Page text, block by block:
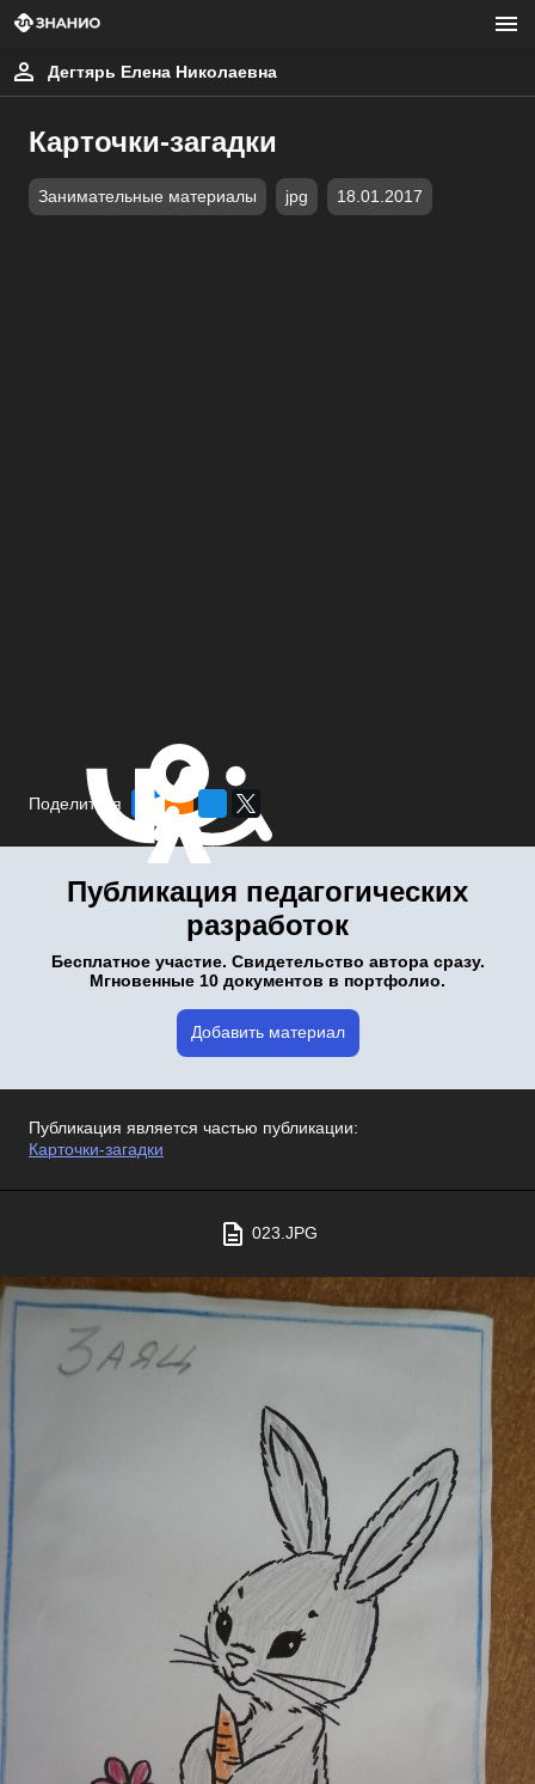
Дегтярь Елена Николаевна
Карточки-загадки
Занимательные материалы jpg 18.01.2017
Поделиться
Публикация педагогических
разработок
Бесплатное участие. Свидетельство автора сразу.
Мгновенные 10 документов в портфолио.
Добавить материал
Публикация является частью публикации:
Карточки-загадки
023.JPG